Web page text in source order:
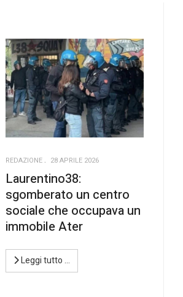
REDAZIONE 28 APRILE 2026
Laurentino38:
sgomberato un centro
sociale che occupava un
immobile Ater
Leggi tutto …